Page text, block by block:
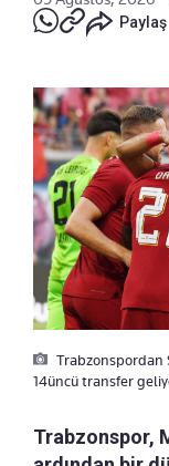
Paylaş
Trabzonspordan
14üncü transfer
Trabzonspor,